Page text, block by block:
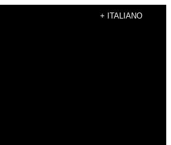
+ ITALIANO